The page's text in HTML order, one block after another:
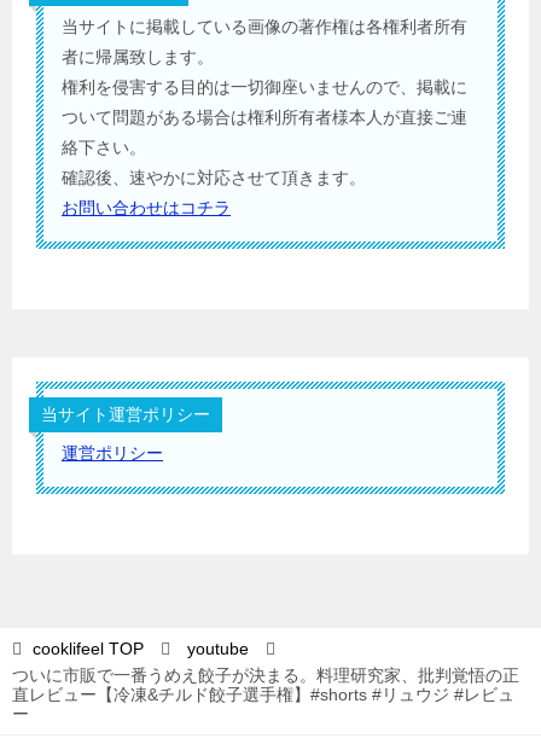
当サイトに掲載している画像の著作権は各権利者所有
者に帰属致します。
権利を侵害する目的は一切御座いませんので、掲載に
ついて問題がある場合は権利所有者様本人が直接ご連
絡下さい。
確認後、速やかに対応させて頂きます。
お問い合わせはコチラ
当サイト運営ポリシー
運営ポリシー
cooklifeel TOP
youtube
ついに市販で一番うめえ餃子が決まる。料理研究家、批判覚悟の正
直レビュー【冷凍&チルド餃子選手権】#shorts #リュウジ #レビュ
ー